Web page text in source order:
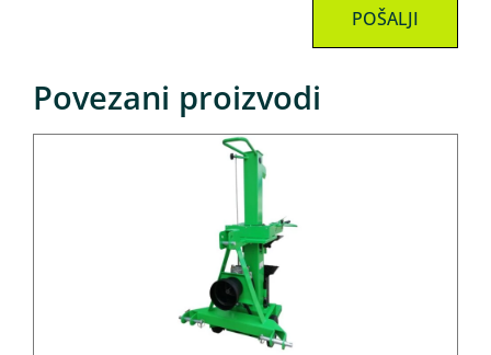
Povezani proizvodi